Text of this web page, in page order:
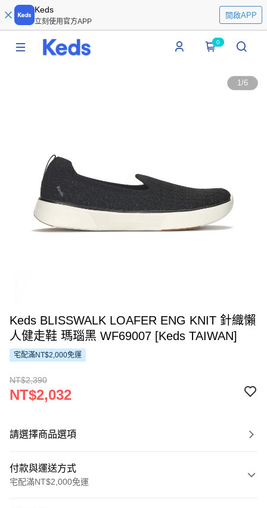
Keds
立刻使用官方APP
開啟APP
0
1/6
Keds BLISSWALK LOAFER ENG KNIT 針織懶
人健走鞋 瑪瑙黑 WF69007 [Keds TAIWAN]
宅配滿NT$2,000免運
NT$2,390
NT$2,032
請選擇商品選項
付款與運送方式
宅配滿NT$2,000免運